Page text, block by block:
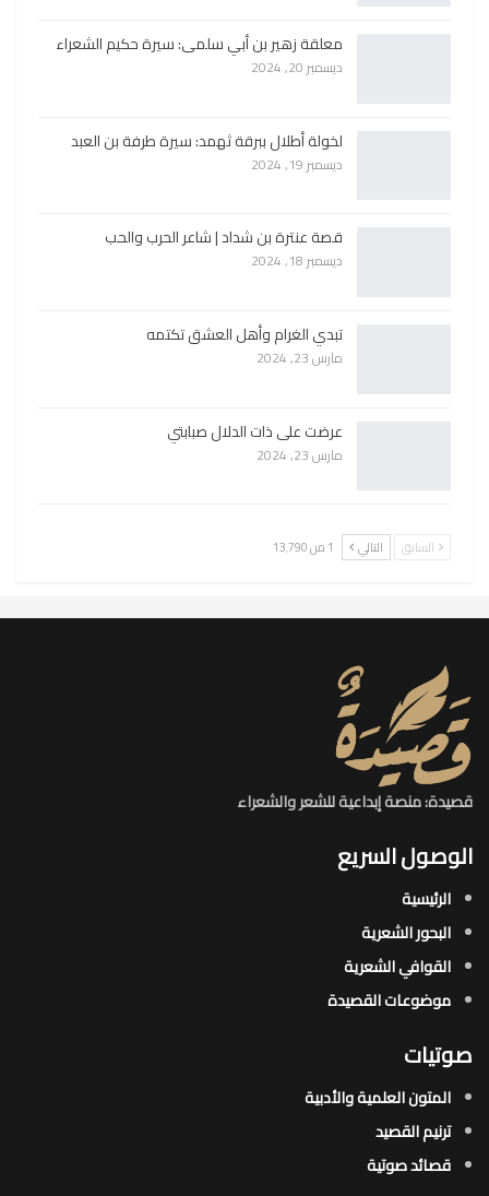
معلقة زهير بن أبي سلمى: سيرة حكيم الشعراء
ديسمبر 20, 2024
لخولة أطلال ببرقة ثهمد: سيرة طرفة بن العبد
ديسمبر 19, 2024
قصة عنترة بن شداد | شاعر الحرب والحب
ديسمبر 18, 2024
تبدي الغرام وأهل العشق تكتمه
مارس 23, 2024
عرضت على ذات الدلال صبابتي
مارس 23, 2024
السابق التالي 1 من 13٬790
قصيدة: منصة إبداعية للشعر والشعراء
الوصول السريع
الرئيسية
البحور الشعرية​
القوافي الشعرية​
موضوعات القصيدة​
صوتيات
المتون العلمية والأدبية
ترنيم القصيد
قصائد صوتية